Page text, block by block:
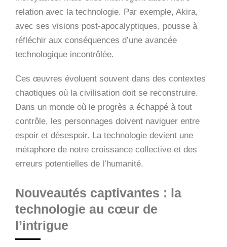
relation avec la technologie. Par exemple, Akira,
avec ses visions post-apocalyptiques, pousse à
réfléchir aux conséquences d’une avancée
technologique incontrôlée.
Ces œuvres évoluent souvent dans des contextes
chaotiques où la civilisation doit se reconstruire.
Dans un monde où le progrès a échappé à tout
contrôle, les personnages doivent naviguer entre
espoir et désespoir. La technologie devient une
métaphore de notre croissance collective et des
erreurs potentielles de l’humanité.
Nouveautés captivantes : la
technologie au cœur de
l’intrigue